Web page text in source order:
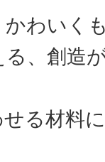
わいく
、創造
る材料